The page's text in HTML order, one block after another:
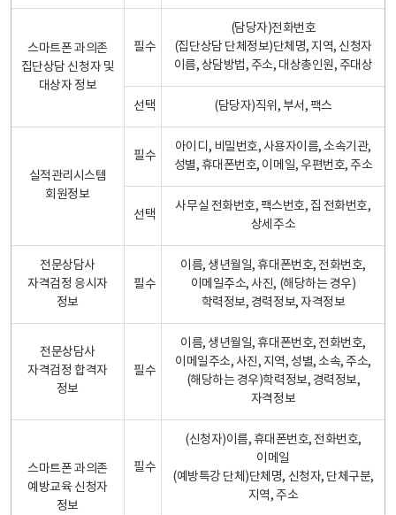
스마트폰 과의존
집단상담 신청자 및
대상자 정보
필수
(담당자)전화번호
(집단상담 단체정보)단체명, 지역, 신청자
이름, 상담방법, 주소, 대상총인원, 주대상
선택 (담당자)직위, 부서, 팩스
실적관리시스템
회원정보
필수
아이디, 비밀번호, 사용자이름, 소속기관,
성별, 휴대폰번호, 이메일, 우편번호, 주소
선택
사무실 전화번호, 팩스번호, 집 전화번호,
상세주소
전문상담사
자격검정 응시자
정보
필수
이름, 생년월일, 휴대폰번호, 전화번호,
이메일주소, 사진, (해당하는 경우)
학력정보, 경력정보, 자격정보
전문상담사
자격검정 합격자
정보
필수
이름, 생년월일, 휴대폰번호, 전화번호,
이메일주소, 사진, 지역, 성별, 소속, 주소,
(해당하는 경우)학력정보, 경력정보,
자격정보
스마트폰 과의존
예방교육 신청자
정보
필수
(신청자)이름, 휴대폰번호, 전화번호,
이메일
(예방특강 단체)단체명, 신청자, 단체구분,
지역, 주소